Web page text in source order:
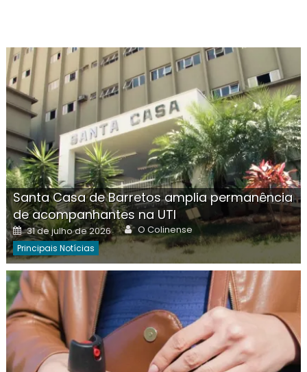
Santa Casa de Barretos amplia permanência
de acompanhantes na UTI
Posted
on
31 de julho de 2026 Author
O Colinense
Principais Notícias